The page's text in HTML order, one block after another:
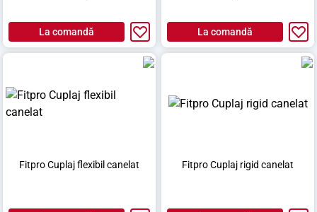
La comandă La comandă
Fitpro Cuplaj flexibil canelat Fitpro Cuplaj rigid canelat